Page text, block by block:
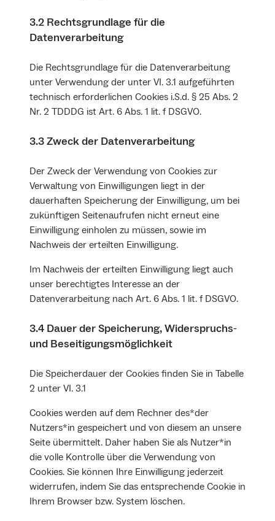
3.2 Rechtsgrundlage für die
Datenverarbeitung
Die Rechtsgrundlage für die Datenverarbeitung
unter Verwendung der unter VI. 3.1 aufgeführten
technisch erforderlichen Cookies i.S.d. § 25 Abs. 2
Nr. 2 TDDDG ist Art. 6 Abs. 1 lit. f DSGVO.
3.3 Zweck der Datenverarbeitung
Der Zweck der Verwendung von Cookies zur
Verwaltung von Einwilligungen liegt in der
dauerhaften Speicherung der Einwilligung, um bei
zukünftigen Seitenaufrufen nicht erneut eine
Einwilligung einholen zu müssen, sowie im
Nachweis der erteilten Einwilligung.
Im Nachweis der erteilten Einwilligung liegt auch
unser berechtigtes Interesse an der
Datenverarbeitung nach Art. 6 Abs. 1 lit. f DSGVO.
3.4 Dauer der Speicherung, Widerspruchs‐
und Beseitigungsmöglichkeit
Die Speicherdauer der Cookies finden Sie in Tabelle
2 unter VI. 3.1
Cookies werden auf dem Rechner des*der
Nutzers*in gespeichert und von diesem an unsere
Seite übermittelt. Daher haben Sie als Nutzer*in
die volle Kontrolle über die Verwendung von
Cookies. Sie können Ihre Einwilligung jederzeit
widerrufen, indem Sie das entsprechende Cookie in
Ihrem Browser bzw. System löschen.